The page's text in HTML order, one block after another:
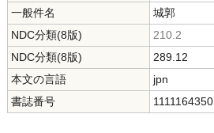
一般件名
城郭
NDC分類(8版)
210.2
NDC分類(8版)
289.12
本文の言語
jpn
書誌番号
1111164350